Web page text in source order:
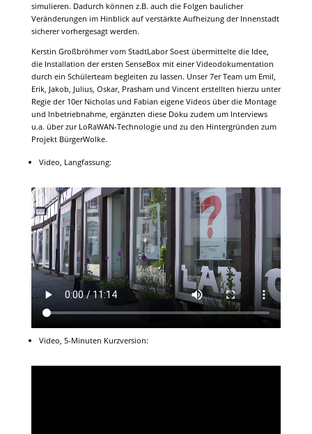
simulieren. Dadurch können z.B. auch die Folgen baulicher
Veränderungen im Hinblick auf verstärkte Aufheizung der Innenstadt
sicherer vorhergesagt werden.
Kerstin Großbröhmer vom StadtLabor Soest übermittelte die Idee,
die Installation der ersten SenseBox mit einer Videodokumentation
durch ein Schülerteam begleiten zu lassen. Unser 7er Team um Emil,
Erik, Jakob, Julius, Oskar, Prasham und Vincent erstellten hierzu unter
Regie der 10er Nicholas und Fabian eigene Videos über die Montage
und Inbetriebnahme, ergänzten diese Doku zudem um Interviews
u.a. über zur LoRaWAN-Technologie und zu den Hintergründen zum
Projekt BürgerWolke.
Video, Langfassung:
Video, 5-Minuten Kurzversion: